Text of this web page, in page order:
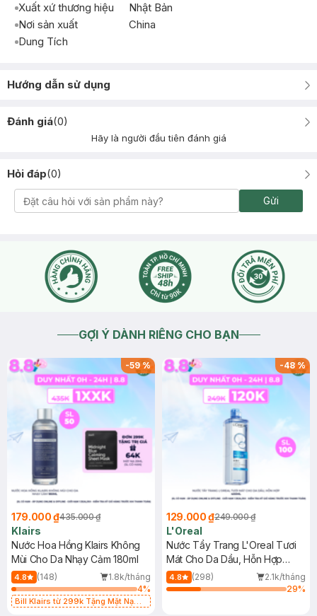
Xuất xứ thương hiệu
Nhật Bản
Nơi sản xuất
China
Dung Tích
Hướng dẫn sử dụng
Đánh giá(0)
Hãy là người đầu tiên đánh giá
Hỏi đáp(0)
Gửi
GỢI Ý DÀNH RIÊNG CHO BẠN
-59%
179.000 ₫435.000 ₫
Klairs
Nước Hoa Hồng Klairs Không
Mùi Cho Da Nhạy Cảm 180ml
4.8 (148)
1.8k/tháng
4%
Bill Klairs từ 299k Tặng Mặt Nạ
-48%
129.000 ₫249.000 ₫
L'Oreal
Nước Tẩy Trang L'Oreal Tươi
Mát Cho Da Dầu, Hỗn Hợp
400ml
4.8 (298)
2.1k/tháng
29%